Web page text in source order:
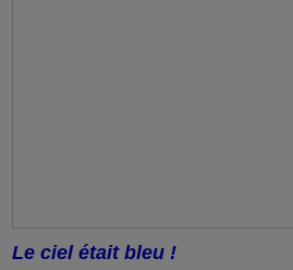
Le ciel était bleu !